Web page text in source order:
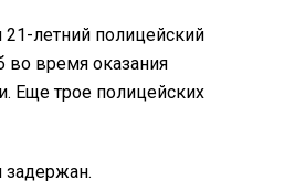
летний полицейский
время оказания
Еще трое полицейских